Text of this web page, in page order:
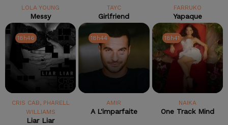
LOLA YOUNG
Messy
TAYC
Girlfriend
FARRUKO
Yapaque
18h46
18h46
CRIS CAB, PHARELL
WILLIAMS
Liar Liar
18h44
18h44
AMIR
A L'imparfaite
18h41
18h41
NAIKA
One Track Mind